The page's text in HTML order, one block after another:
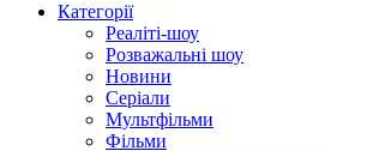
Категорії
Реаліті-шоу
Розважальні шоу
Новини
Серіали
Мультфільми
Фільми